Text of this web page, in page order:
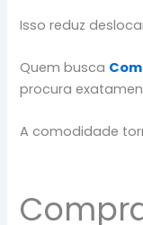
Isso reduz
Quem busca
procura
A comodidade